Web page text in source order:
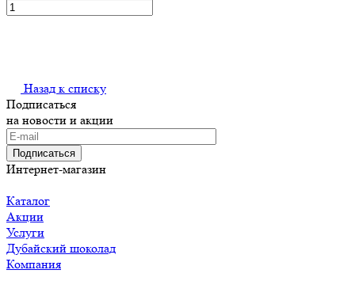
Назад к списку
Подписаться
на новости и акции
Подписаться
Интернет-магазин
Каталог
Акции
Услуги
Дубайский шоколад
Компания